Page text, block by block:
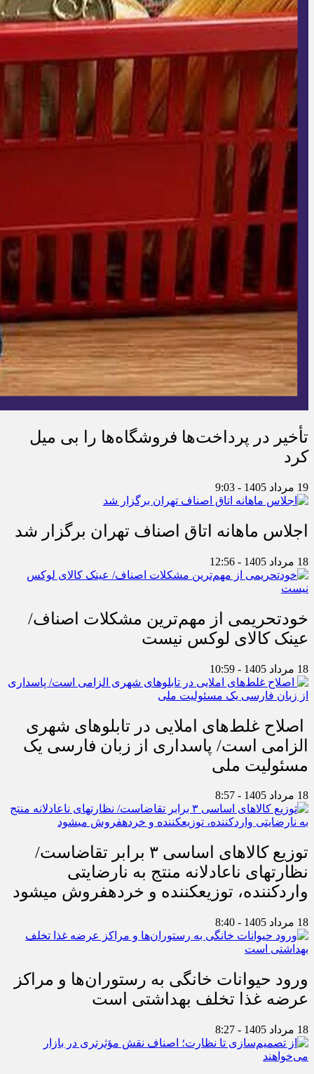
تأخیر در پرداخت‌ها فروشگاه‌ها را بی میل
کرد
19 مرداد 1405 - 9:03
اجلاس ماهانه اتاق اصناف تهران برگزار شد
18 مرداد 1405 - 12:56
خودتحریمی از مهم‌ترین مشکلات اصناف/
عینک کالای لوکس نیست
18 مرداد 1405 - 10:59
اصلاح غلط‌های املایی در تابلوهای شهری
الزامی است/ پاسداری از زبان فارسی یک
مسئولیت ملی
18 مرداد 1405 - 8:57
توزیع کالاهای اساسی ۳ برابر تقاضاست/
نظارت‎های ناعادلانه منتج به نارضایتی
واردکننده، توزیع‎کننده و خرده‎فروش می‎شود
18 مرداد 1405 - 8:40
ورود حیوانات خانگی به رستوران‌ها و مراکز
عرضه غذا تخلف بهداشتی است
18 مرداد 1405 - 8:27